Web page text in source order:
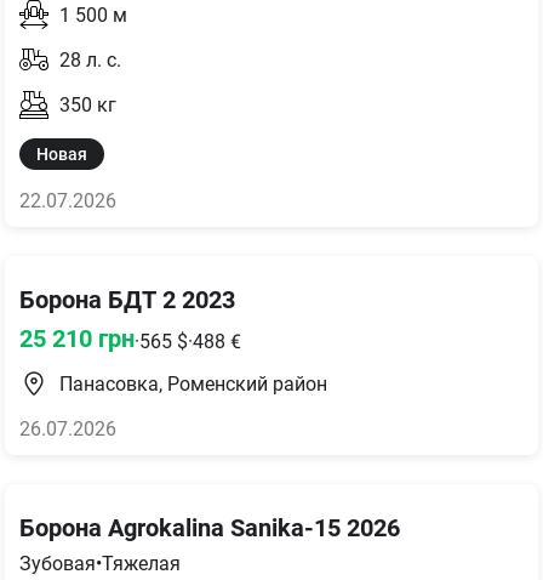
1 500 м
28 л. с.
350 кг
Новая
22.07.2026
Борона БДТ 2 2023
25 210 грн·565 $·488 €
Панасовка, Роменский район
26.07.2026
Борона Agrokalina Sanika-15 2026
Зубовая•Тяжелая